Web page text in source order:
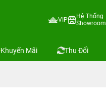
VIP
Hệ Thống
Showroom
Khuyến Mãi Thu Đổi